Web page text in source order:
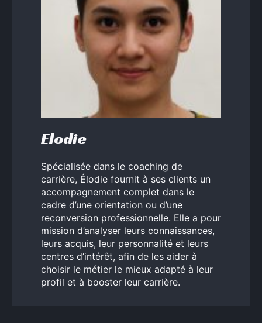
Elodie
Spécialisée dans le coaching de
carrière, Élodie fournit à ses clients un
accompagnement complet dans le
cadre d’une orientation ou d’une
reconversion professionnelle. Elle a pour
mission d’analyser leurs connaissances,
leurs acquis, leur personnalité et leurs
centres d’intérêt, afin de les aider à
choisir le métier le mieux adapté à leur
profil et à booster leur carrière.